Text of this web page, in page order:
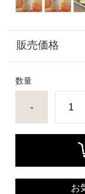
販売価格
数量
-
お